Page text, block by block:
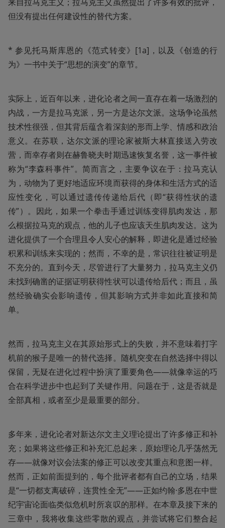
但没有提出任何建设性的替代方案。
* 参见托马斯库恩的《范式转变》[1a]，以及《创造的行
为》一书中关于“思想的演变”的章节。
实际上，近百年以来，进化论者之间一直存在着一场激烈的
内战，一方是拉马克派，另一方是达尔文派。这场争论虽然
技术性很强，但其背后蕴含着深刻的形而上学、情感和政治
意义。在苏联，达尔文派的理论家被斯大林直接送入劳改
营，而幸存者则在赫鲁晓夫时期迅速恢复名誉，这一事件被
称为“李森科事件”。简而言之，主要争议在于：拉马克认
为，动物为了更好地适应环境而获得的身体和生活方式的适
应性变化，可以通过遗传传递给后代（即“获得性状的遗
传”）。因此，如果一个拳击手通过训练变得肌肉发达，那
么根据拉马克的观点，他的儿子也应该天生肌肉发达。这为
进化提供了一个合理且令人安心的解释，即进化是通过经验
积累和训练来实现的；然而，不幸的是，常识往往被证明是
不充分的。直到今天，尽管进行了大量努力，拉马克主义仍
未找到确凿的证据证明获得性状可以遗传给后代；而且，虽
然经验确实会影响遗传，但其影响方式并非如此直接和简
单。
然而，拉马克主义在其原始形式上的失败，并不意味着打字
机前的猴子是唯一的替代选择。随机突变在自然选择中得以
保留，无疑在进化过程中扮演了重要角色——就像幸运的巧
合在科学进步中也起到了关键作用。问题在于，这是否就是
全部真相，或者至少是最重要的部分。
多年来，进化论者对新达尔文主义理论提出了许多修正和补
充；如果将这些修正和补充汇总起来，原始理论几乎荡然无
存——就像对议会法案的修正可以改变其重点和意图一样。
然而，正如前面提到的，每个批评者都有自己的立场，结果
是“一切都支离破碎，连贯性全无”——正如约翰·多恩在中世
纪宇宙论面临类似危机时所哀叹的那样。在本章及接下来的
三章中，我将收集这些零散的观点，并尝试将它们整合起